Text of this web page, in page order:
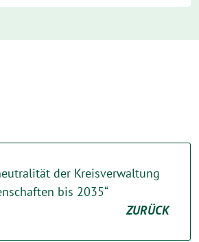
der Kreisverwaltung
bis 2035“
ZURÜCK